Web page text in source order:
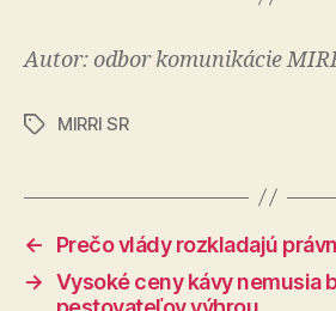
Autor: odbor komunikácie
ZnačkyMIRRI SR
←
Prečo vlády rozkladajú
→ Vysoké ceny kávy nemusia